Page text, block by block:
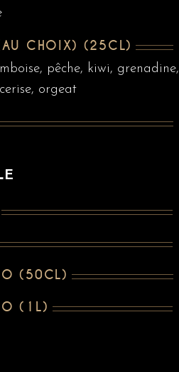
CHOIX) (25CL)
pêche, kiwi, grenadine,
orgeat
(50CL)
(1L)